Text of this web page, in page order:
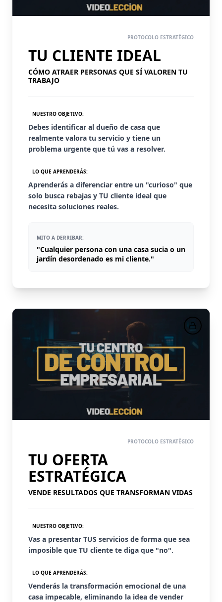
PROTOCOLO ESTRATÉGICO
TU CLIENTE IDEAL
CÓMO ATRAER PERSONAS QUE SÍ VALOREN TU
TRABAJO
NUESTRO OBJETIVO:
Debes identificar al dueño de casa que
realmente valora tu servicio y tiene un
problema urgente que tú vas a resolver.
LO QUE APRENDERÁS:
Aprenderás a diferenciar entre un "curioso" que
solo busca rebajas y TU cliente ideal que
necesita soluciones reales.
MITO A DERRIBAR:
"Cualquier persona con una casa sucia o un
jardín desordenado es mi cliente."
PROTOCOLO ESTRATÉGICO
TU OFERTA
ESTRATÉGICA
VENDE RESULTADOS QUE TRANSFORMAN VIDAS
NUESTRO OBJETIVO:
Vas a presentar TUS servicios de forma que sea
imposible que TU cliente te diga que "no".
LO QUE APRENDERÁS:
Venderás la transformación emocional de una
casa impecable, eliminando la idea de vender